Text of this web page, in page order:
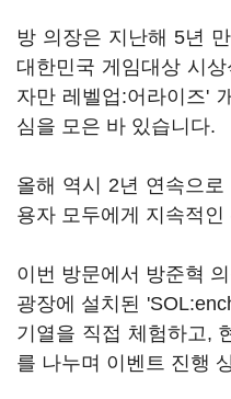
방 의장은 지난해 5년
대한민국 게임대상 시
자만 레벨업:어라이즈'
심을 모은 바 있습니다.
올해 역시 2년 연속으로
용자 모두에게 지속적
이번 방문에서 방준혁
광장에 설치된
기열을 직접 체험하고,
를 나누며 이벤트 진행